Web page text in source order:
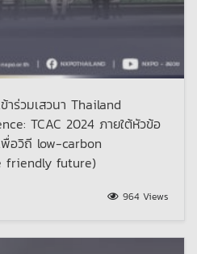
าร่วมเสวนา Thailand
TCAC 2024 ภายใต้หัวข้อ
พื่อวิถี low-carbon
friendly future)
964 Views